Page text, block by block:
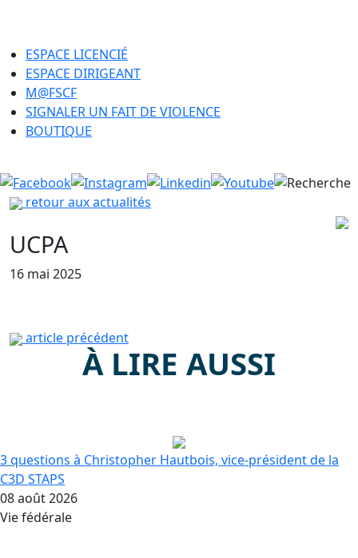
ESPACE LICENCIÉ
ESPACE DIRIGEANT
M@FSCF
SIGNALER UN FAIT DE VIOLENCE
BOUTIQUE
retour aux actualités
UCPA
16 mai 2025
article précédent
À LIRE AUSSI
3 questions à Christopher Hautbois, vice-président de la
C3D STAPS
08 août 2026
Vie fédérale